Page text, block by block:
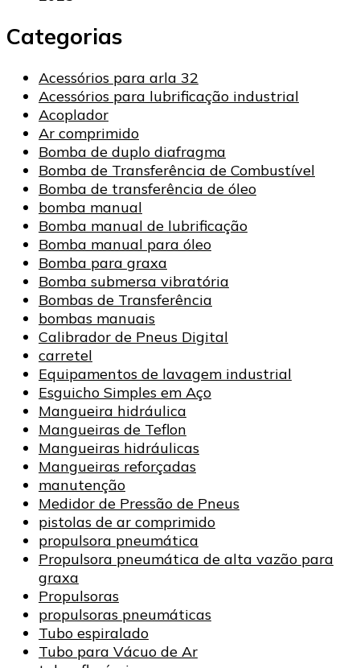
Categorias
Acessórios para arla 32
Acessórios para lubrificação industrial
Acoplador
Ar comprimido
Bomba de duplo diafragma
Bomba de Transferência de Combustível
Bomba de transferência de óleo
bomba manual
Bomba manual de lubrificação
Bomba manual para óleo
Bomba para graxa
Bomba submersa vibratória
Bombas de Transferência
bombas manuais
Calibrador de Pneus Digital
carretel
Equipamentos de lavagem industrial
Esguicho Simples em Aço
Mangueira hidráulica
Mangueiras de Teflon
Mangueiras hidráulicas
Mangueiras reforçadas
manutenção
Medidor de Pressão de Pneus
pistolas de ar comprimido
propulsora pneumática
Propulsora pneumática de alta vazão para
graxa
Propulsoras
propulsoras pneumáticas
Tubo espiralado
Tubo para Vácuo de Ar